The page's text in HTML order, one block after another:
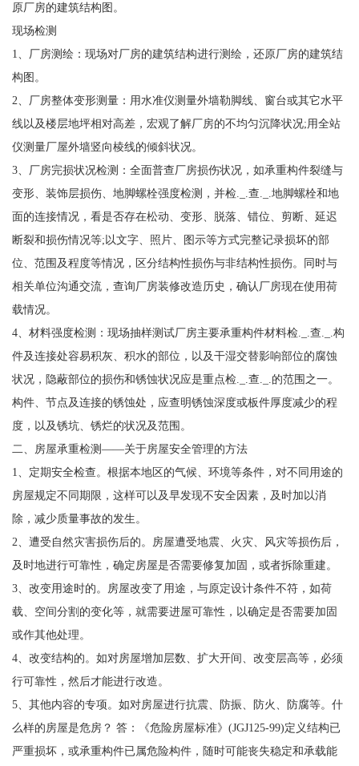
原厂房的建筑结构图。
现场检测
1、厂房测绘：现场对厂房的建筑结构进行测绘，还原厂房的建筑结
构图。
2、厂房整体变形测量：用水准仪测量外墙勒脚线、窗台或其它水平
线以及楼层地坪相对高差，宏观了解厂房的不均匀沉降状况;用全站
仪测量厂屋外墙竖向棱线的倾斜状况。
3、厂房完损状况检测：全面普查厂房损伤状况，如承重构件裂缝与
变形、装饰层损伤、地脚螺栓强度检测，并检._.查._.地脚螺栓和地
面的连接情况，看是否存在松动、变形、脱落、错位、剪断、延迟
断裂和损伤情况等;以文字、照片、图示等方式完整记录损坏的部
位、范围及程度等情况，区分结构性损伤与非结构性损伤。同时与
相关单位沟通交流，查询厂房装修改造历史，确认厂房现在使用荷
载情况。
4、材料强度检测：现场抽样测试厂房主要承重构件材料检._.查._.构
件及连接处容易积灰、积水的部位，以及干湿交替影响部位的腐蚀
状况，隐蔽部位的损伤和锈蚀状况应是重点检._.查._.的范围之一。
构件、节点及连接的锈蚀处，应查明锈蚀深度或板件厚度减少的程
度，以及锈坑、锈烂的状况及范围。
二、房屋承重检测——关于房屋安全管理的方法
1、定期安全检查。根据本地区的气候、环境等条件，对不同用途的
房屋规定不同期限，这样可以及早发现不安全因素，及时加以消
除，减少质量事故的发生。
2、遭受自然灾害损伤后的。房屋遭受地震、火灾、风灾等损伤后，
及时地进行可靠性，确定房屋是否需要修复加固，或者拆除重建。
3、改变用途时的。房屋改变了用途，与原定设计条件不符，如荷
载、空间分割的变化等，就需要进屋可靠性，以确定是否需要加固
或作其他处理。
4、改变结构的。如对房屋增加层数、扩大开间、改变层高等，必须
行可靠性，然后才能进行改造。
5、其他内容的专项。如对房屋进行抗震、防振、防火、防腐等。什
么样的房屋是危房？ 答：《危险房屋标准》(JGJ125-99)定义结构已
严重损坏，或承重构件已属危险构件，随时可能丧失稳定和承载能